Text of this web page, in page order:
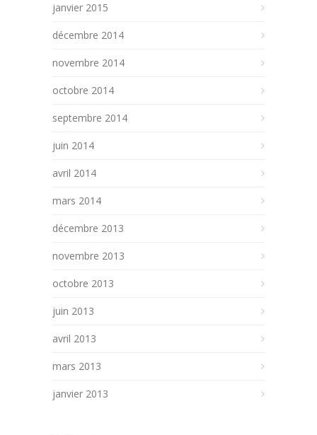
janvier 2015
décembre 2014
novembre 2014
octobre 2014
septembre 2014
juin 2014
avril 2014
mars 2014
décembre 2013
novembre 2013
octobre 2013
juin 2013
avril 2013
mars 2013
janvier 2013